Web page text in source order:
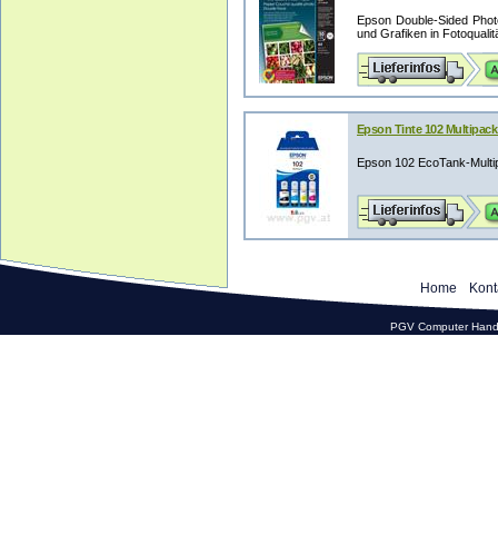
Epson Double-Sided
und Grafiken in
Epson Tinte 102 Multipack
Epson 102 EcoTank-
Home
PGV Computer